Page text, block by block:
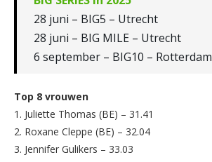
28 juni – BIG5 – Utrecht
28 juni – BIG MILE – Utrecht
6 september – BIG10 – Rotterdam
Top 8 vrouwen
1. Juliette Thomas (BE) – 31.41
2. Roxane Cleppe (BE) – 32.04
3. Jennifer Gulikers – 33.03